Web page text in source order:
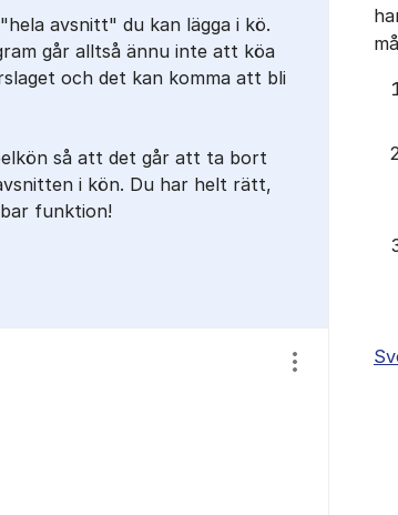
avsnitt" du kan lägga i kö.
går alltså ännu inte att köa
och det kan komma att bli
så att det går att ta bort
i kön. Du har helt rätt,
funktion!
Visa/dölj